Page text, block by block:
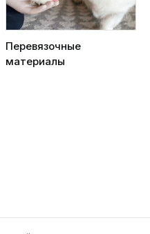
Перевязочные
материалы